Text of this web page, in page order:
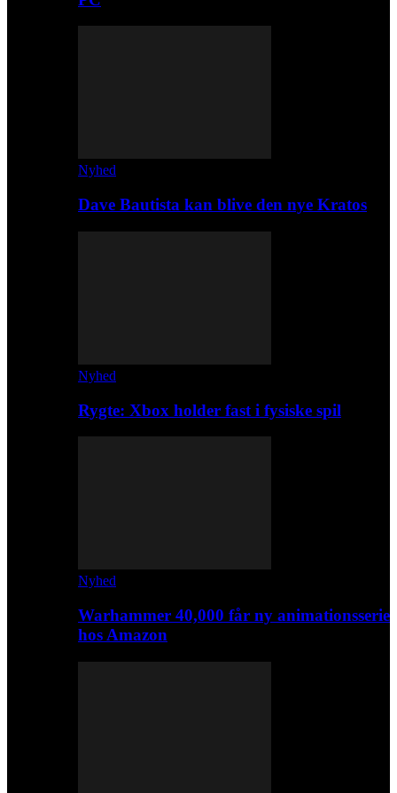
Nyhed
Dave Bautista kan blive den nye Kratos
Nyhed
Rygte: Xbox holder fast i fysiske spil
Nyhed
Warhammer 40,000 får ny animationsserie
hos Amazon